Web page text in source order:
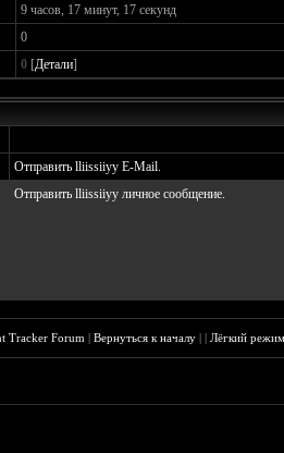
9 часов, 17 минут, 17 секунд
0
0 [Детали]
Отправить lliissiiyy E-Mail.
Отправить lliissiiyy личное сообщение.
Tracker Forum |Вернуться к началу ||Лёгкий